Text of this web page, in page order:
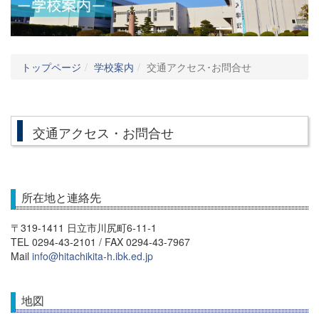
トップページ 学校案内 交通アクセス･お問合せ
交通アクセス・お問合せ
所在地と連絡先
〒319-1411 日立市川尻町6-11-1
TEL 0294-43-2101 / FAX 0294-43-7967
Mail info@hitachikita-h.ibk.ed.jp
地図